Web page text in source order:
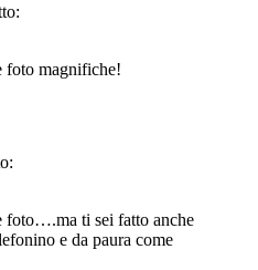
foto magnifiche!
foto….ma ti sei fatto anche
e da paura come